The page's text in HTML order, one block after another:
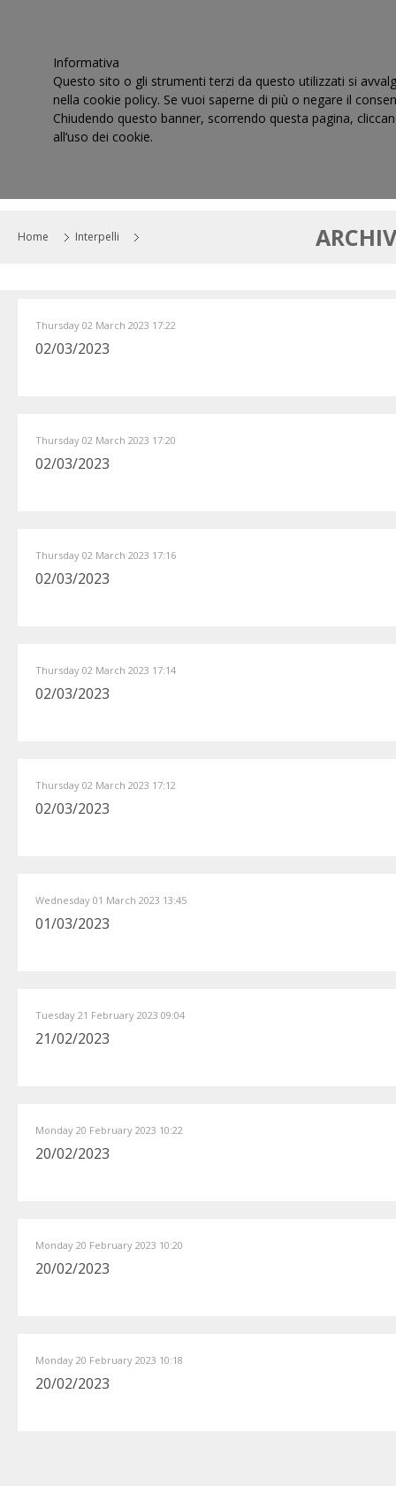
Home Interpelli
Thursday 02 March 2023 17:22
02/03/2023
Thursday 02 March 2023 17:20
02/03/2023
Thursday 02 March 2023 17:16
02/03/2023
Thursday 02 March 2023 17:14
02/03/2023
Thursday 02 March 2023 17:12
02/03/2023
Wednesday 01 March 2023 13:45
01/03/2023
Tuesday 21 February 2023 09:04
21/02/2023
Monday 20 February 2023 10:22
20/02/2023
Monday 20 February 2023 10:20
20/02/2023
Monday 20 February 2023 10:18
20/02/2023
Informativa
Questo sito o gli strumenti terzi da questo utilizzati si
nella cookie policy. Se vuoi saperne di più o negare il
Chiudendo questo banner, scorrendo questa pagina,
all’uso dei cookie.